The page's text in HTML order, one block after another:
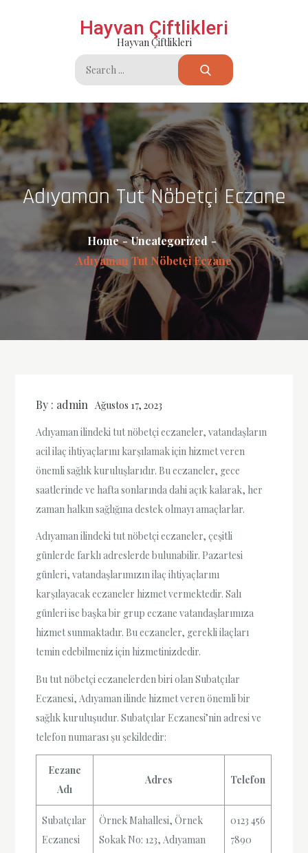
Hayvan Çiftlikleri
Hayvan Çiftlikleri
Search
for:
Adıyaman Tut Nöbetçi Eczane
Home
Uncategorized
Adıyaman Tut Nöbetçi Eczane
By : admin Ağustos 17, 2023
Adıyaman ilindeki tut nöbetçi eczaneler, vatandaşların
acil ilaç ihtiyaçlarını karşılamak için hizmet veren
önemli sağlık kuruluşlarıdır. Bu eczaneler, gece
saatlerinde ve hafta sonlarında dahi açık kalarak, her
zaman halkın sağlığına destek olmayı amaçlarlar.
Adıyaman ilindeki tut nöbetçi eczaneler, çeşitli
günlerde farklı adreslerde bulunabilir. Pazartesi
günleri, vatandaşlarımızın ilaç ihtiyaçlarını
karşılayacak eczaneler hizmet vermektedir. Salı
günleri ise başka bir grup eczane vatandaşlarımıza
hizmet sunmaktadır. Bu eczaneler, gerekli ilaçları
temin edebilmeniz için hizmetinizdedir.
Bu tut nöbetçi eczanelerden biri olan Subatçılar
Eczanesi, Adıyaman ilinde hizmet veren önemli bir
sağlık kuruluşudur. Subatçılar Eczanesi’nin adresi ve
telefon numarası şu şekildedir:
Eczane
Adı
Adres Telefon
Subatçılar
Eczanesi
Örnek Mahallesi, Örnek
Sokak No: 123, Adıyaman
0123 456
7890